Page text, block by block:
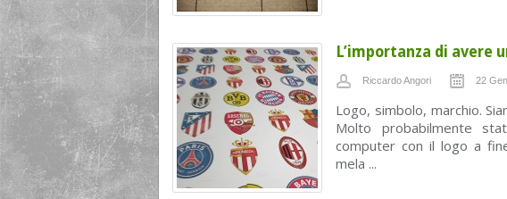
L’importanza di avere
Riccardo Angori 22
Logo, simbolo, marchio.
Molto probabilmente
computer con il logo a
mela ...